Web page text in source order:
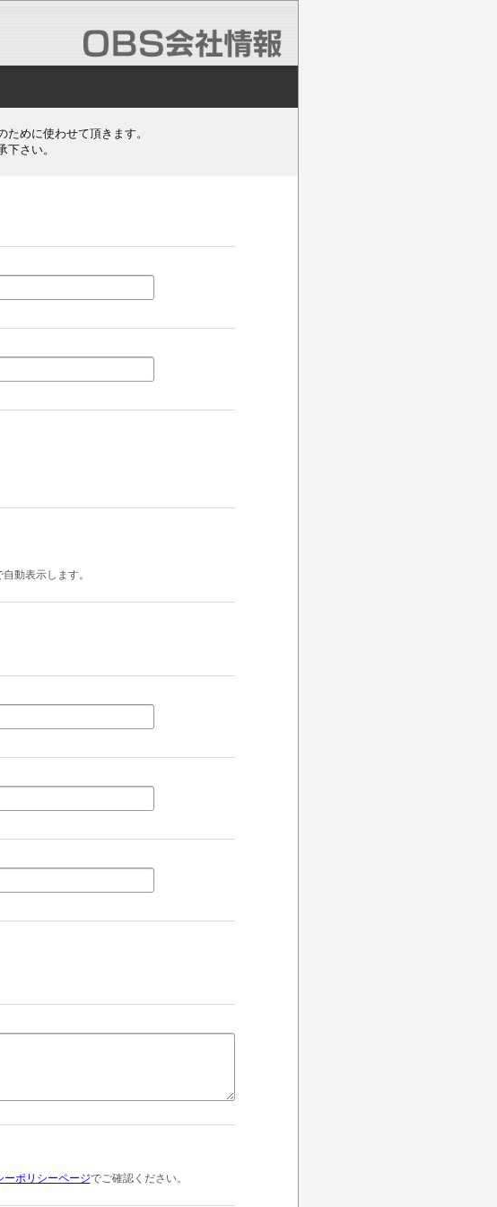
めに使わせて頂きます。
さい。
動表示します。
ーポリシーページでご確認ください。